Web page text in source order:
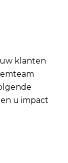
klanten
u impact